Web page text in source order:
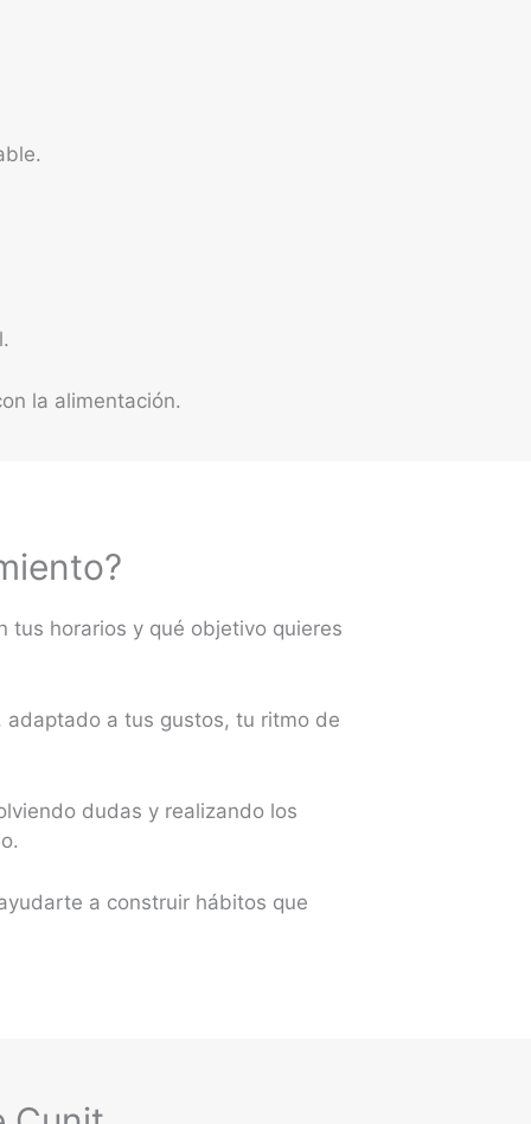
la alimentación.
tus horarios y qué objetivo quieres
adaptado a tus gustos, tu ritmo de
dudas y realizando los
a construir hábitos que